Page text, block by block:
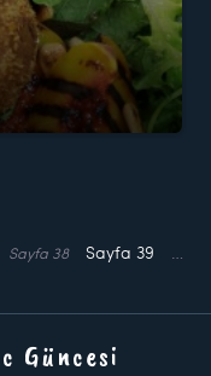
Sayfa 38 Sayfa 39
…
Güncesi